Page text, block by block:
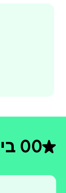
0דירוג
0 ביקורות